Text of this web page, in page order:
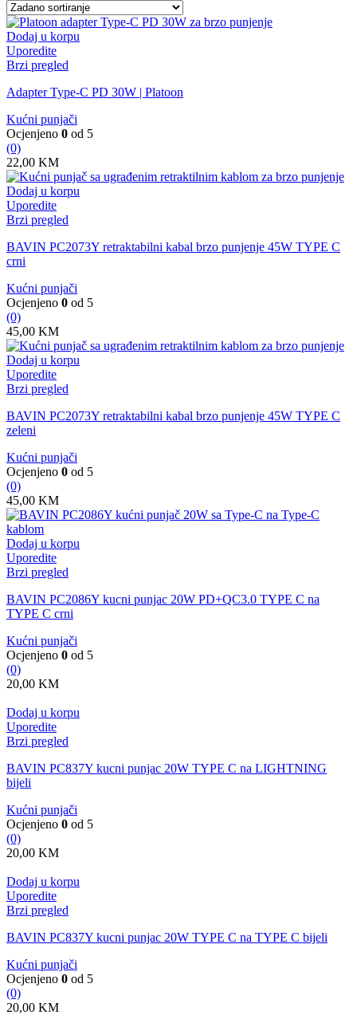
Dodaj u korpu
Uporedite
Brzi pregled
Adapter Type-C PD 30W | Platoon
Kućni punjači
Ocjenjeno 0 od 5
(0)
22,00 KM
Dodaj u korpu
Uporedite
Brzi pregled
BAVIN PC2073Y retraktabilni kabal brzo punjenje 45W TYPE C
crni
Kućni punjači
Ocjenjeno 0 od 5
(0)
45,00 KM
Dodaj u korpu
Uporedite
Brzi pregled
BAVIN PC2073Y retraktabilni kabal brzo punjenje 45W TYPE C
zeleni
Kućni punjači
Ocjenjeno 0 od 5
(0)
45,00 KM
Dodaj u korpu
Uporedite
Brzi pregled
BAVIN PC2086Y kucni punjac 20W PD+QC3.0 TYPE C na
TYPE C crni
Kućni punjači
Ocjenjeno 0 od 5
(0)
20,00 KM
Dodaj u korpu
Uporedite
Brzi pregled
BAVIN PC837Y kucni punjac 20W TYPE C na LIGHTNING
bijeli
Kućni punjači
Ocjenjeno 0 od 5
(0)
20,00 KM
Dodaj u korpu
Uporedite
Brzi pregled
BAVIN PC837Y kucni punjac 20W TYPE C na TYPE C bijeli
Kućni punjači
Ocjenjeno 0 od 5
(0)
20,00 KM